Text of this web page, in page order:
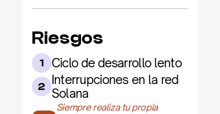
Riesgos
1 Ciclo de desarrollo lento
2 Interrupciones en la red
Solana
Siempre realiza tu propia